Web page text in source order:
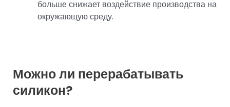
больше снижает воздействие производства на
окружающую среду.
Можно ли перерабатывать
силикон?